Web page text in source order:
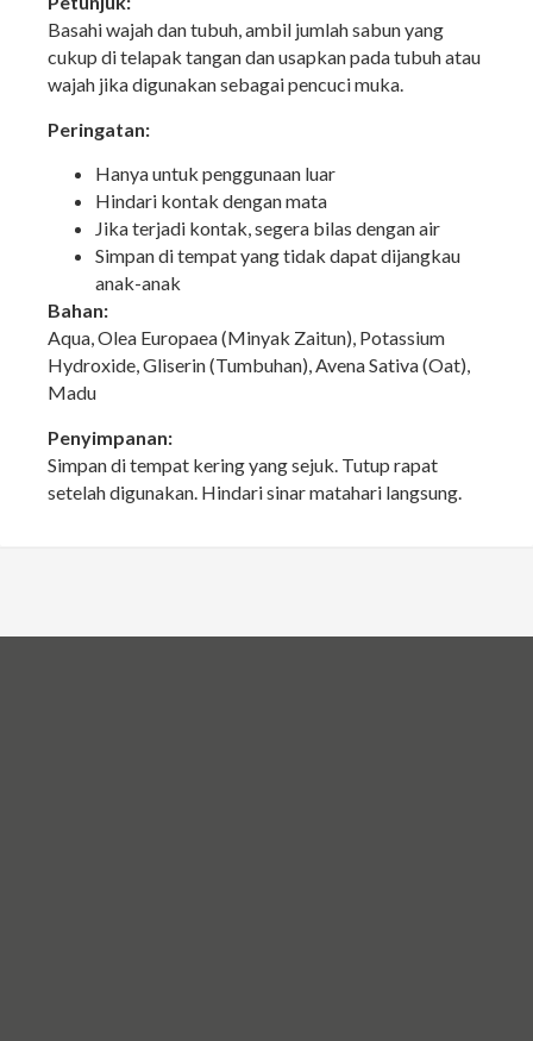
Basahi wajah dan tubuh, ambil jumlah sabun yang
cukup di telapak tangan dan usapkan pada tubuh atau
wajah jika digunakan sebagai pencuci muka.
Peringatan:
Hanya untuk penggunaan luar
Hindari kontak dengan mata
Jika terjadi kontak, segera bilas dengan air
Simpan di tempat yang tidak dapat dijangkau
anak-anak
Bahan:
Aqua, Olea Europaea (Minyak Zaitun), Potassium
Hydroxide, Gliserin (Tumbuhan), Avena Sativa (Oat),
Madu
Penyimpanan:
Simpan di tempat kering yang sejuk. Tutup rapat
setelah digunakan. Hindari sinar matahari langsung.